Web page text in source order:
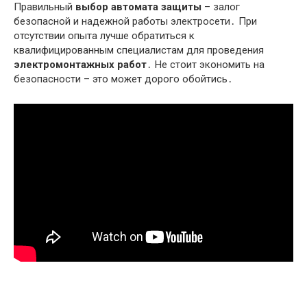
Правильный выбор автомата защиты – залог
безопасной и надежной работы электросети․ При
отсутствии опыта лучше обратиться к
квалифицированным специалистам для проведения
электромонтажных работ․ Не стоит экономить на
безопасности – это может дорого обойтись․